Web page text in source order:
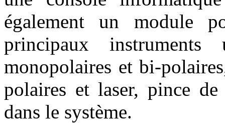
également un module
principaux
monopolaires et bi-
polaires et laser, pince
dans le système.